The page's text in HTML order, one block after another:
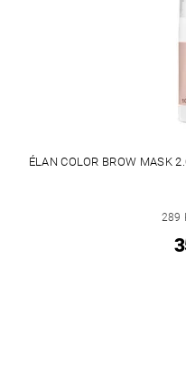
ÉLAN COLOR BROW MASK
289